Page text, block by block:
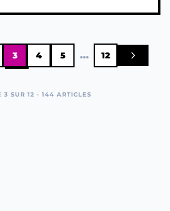
3 4 5 ... 12
3 SUR 12 · 144 ARTICLES